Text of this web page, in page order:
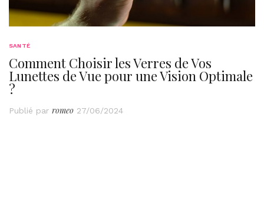
SANTÉ
Comment Choisir les Verres de Vos
Lunettes de Vue pour une Vision Optimale
?
Publié par romeo 27/06/2024